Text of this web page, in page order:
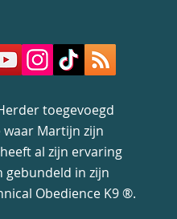
toegevoegd
Martijn zijn
al zijn ervaring
in zijn
Obedience K9 ®.